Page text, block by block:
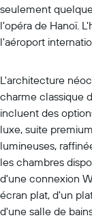
seulement
l'opéra de Hanoï.
l'aéroport
L'architecture
charme classique
incluent des
luxe, suite
lumineuses,
les chambres
d'une connexion
écran plat, d'un
d'une salle de